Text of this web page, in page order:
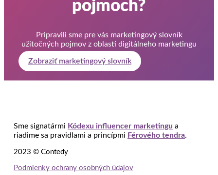
pojmoch?
Pripravili sme pre vás marketingový slovník
užitočných pojmov z oblasti digitálneho marketingu
Zobraziť marketingový slovník
Sme signatármi Kódexu influencer marketingu a
riadime sa pravidlami a princípmi Férového tendra.
2023 © Contedy
Podmienky ochrany osobných údajov